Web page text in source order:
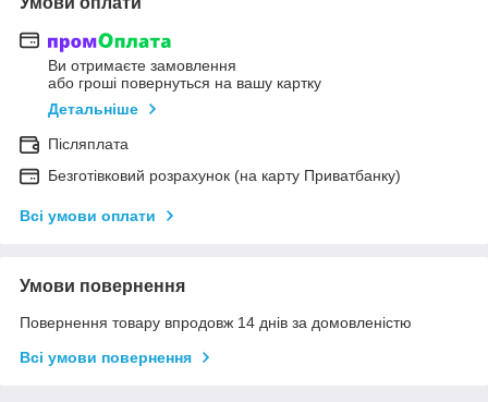
Ви отримаєте замовлення
або гроші повернуться на вашу картку
Детальніше
Післяплата
Безготівковий розрахунок (на карту Приватбанку)
Всі умови оплати
Умови повернення
Повернення товару впродовж 14 днів за домовленістю
Всі умови повернення